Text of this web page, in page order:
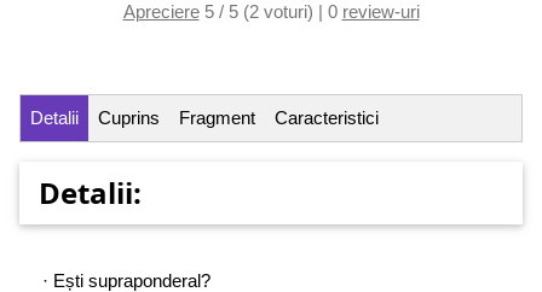
Apreciere5 / 5 (2 voturi) | 0 review-uri
Detalii Cuprins Fragment Caracteristici
Detalii:
· Ești supraponderal?